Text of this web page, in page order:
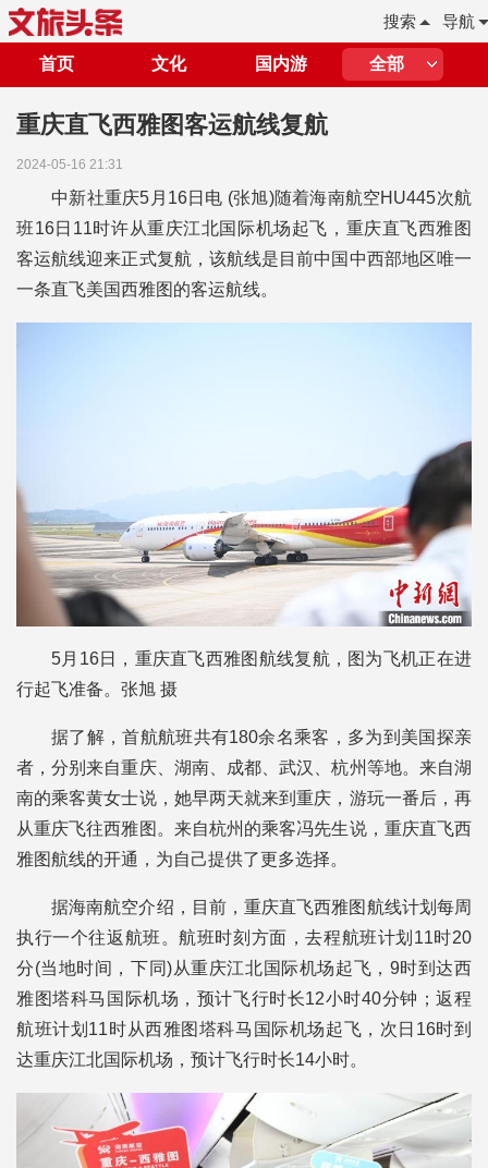
导航
搜索
首页 文化 国内游 全部
重庆直飞西雅图客运航线复航
2024-05-16 21:31
中新社重庆5月16日电 (张旭)随着海南航空HU445次航
班16日11时许从重庆江北国际机场起飞，重庆直飞西雅图
客运航线迎来正式复航，该航线是目前中国中西部地区唯一
一条直飞美国西雅图的客运航线。
5月16日，重庆直飞西雅图航线复航，图为飞机正在进
行起飞准备。张旭 摄
据了解，首航航班共有180余名乘客，多为到美国探亲
者，分别来自重庆、湖南、成都、武汉、杭州等地。来自湖
南的乘客黄女士说，她早两天就来到重庆，游玩一番后，再
从重庆飞往西雅图。来自杭州的乘客冯先生说，重庆直飞西
雅图航线的开通，为自己提供了更多选择。
据海南航空介绍，目前，重庆直飞西雅图航线计划每周
执行一个往返航班。航班时刻方面，去程航班计划11时20
分(当地时间，下同)从重庆江北国际机场起飞，9时到达西
雅图塔科马国际机场，预计飞行时长12小时40分钟；返程
航班计划11时从西雅图塔科马国际机场起飞，次日16时到
达重庆江北国际机场，预计飞行时长14小时。